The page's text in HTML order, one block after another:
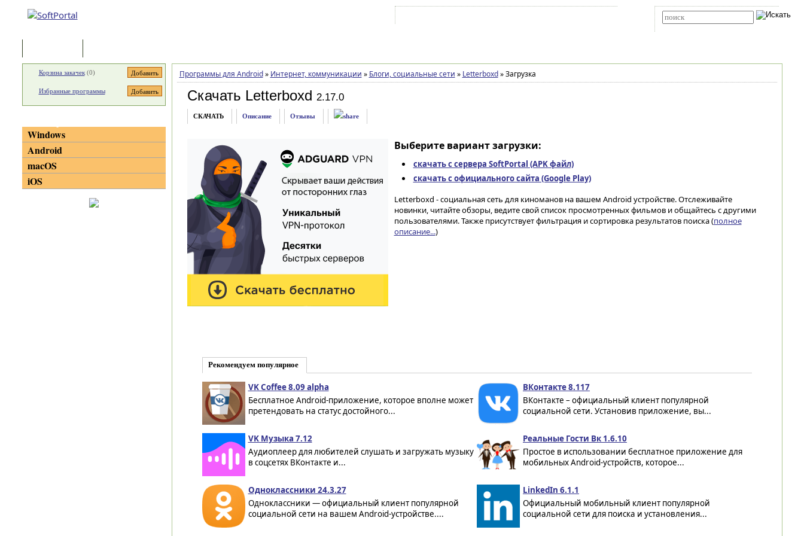
Программы для Android » Интернет, коммуникации » Блоги, социальные сети » Letterboxd »Загрузка
Скачать Letterboxd 2.17.0
СКАЧАТЬ Описание Отзывы
Выберите вариант загрузки:
скачать с сервера SoftPortal (APK файл)
скачать с официального сайта (Google Play)
Letterboxd - социальная сеть для киноманов на вашем Android устройстве. Отслеживайте
новинки, читайте обзоры, ведите свой список просмотренных фильмов и общайтесь с другими
пользователями. Также присутствует фильтрация и сортировка результатов поиска (полное
описание...)
Рекомендуем популярное
VK Coffee 8.09 alpha
Бесплатное Android-приложение, которое вполне может
претендовать на статус достойного...
ВКонтакте 8.117
ВКонтакте – официальный клиент популярной
социальной сети. Установив приложение, вы...
VK Музыка 7.12
Аудиоплеер для любителей слушать и загружать музыку
в соцсетях ВКонтакте и...
Реальные Гости Вк 1.6.10
Простое в использовании бесплатное приложение для
мобильных Android-устройств, которое...
Одноклассники 24.3.27
Одноклассники — официальный клиент популярной
социальной сети на вашем Android-устройстве....
LinkedIn 6.1.1
Официальный мобильный клиент популярной
социальной сети для поиска и установления...
Корзина закачек(0)
Избранные программы
Windows
Android
macOS
iOS